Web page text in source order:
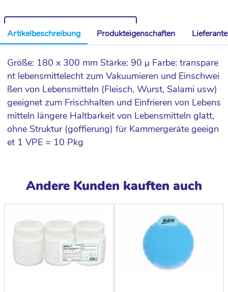
Artikelbeschreibung Produkteigenschaften
Größe: 180 x 300 mm Stärke: 90 µ Farbe: transpare
nt lebensmittelecht zum Vakuumieren und Einschwei
ßen von Lebensmitteln (Fleisch, Wurst, Salami usw)
geeignet zum Frischhalten und Einfrieren von Lebens
mitteln längere Haltbarkeit von Lebensmitteln glatt,
ohne Struktur (goffierung) für Kammergeräte geeign
et 1 VPE = 10 Pkg
Andere Kunden kauften auch